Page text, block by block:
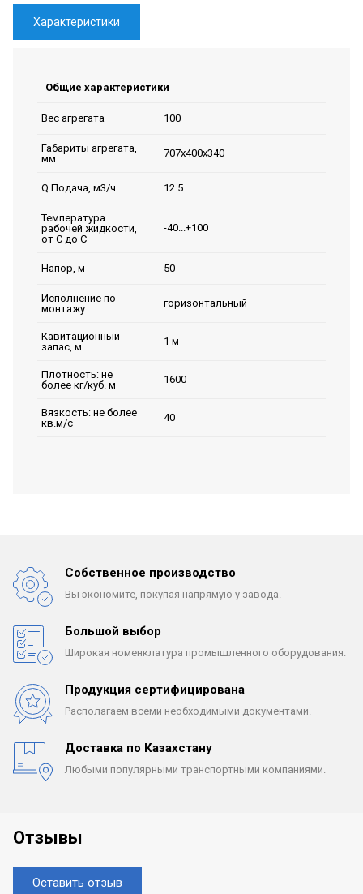
Характеристики
Общие характеристики
Вес агрегата 100
Габариты агрегата,
мм
707х400х340
Q Подача, м3/ч 12.5
Температура
рабочей жидкости,
от С до С
-40...+100
Напор, м 50
Исполнение по
монтажу
горизонтальный
Кавитационный
запас, м
1 м
Плотность: не
более кг/куб. м
1600
Вязкость: не более
кв.м/с
40
Собственное производство
Вы экономите, покупая напрямую у завода.
Большой выбор
Широкая номенклатура промышленного оборудования.
Продукция сертифицирована
Располагаем всеми необходимыми документами.
Доставка по Казахстану
Любыми популярными транспортными компаниями.
Отзывы
Оставить отзыв